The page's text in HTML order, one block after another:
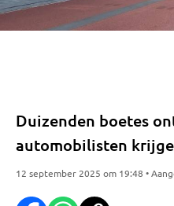
Duizenden boetes
automobilisten
12 september 2025 om 19:48 •